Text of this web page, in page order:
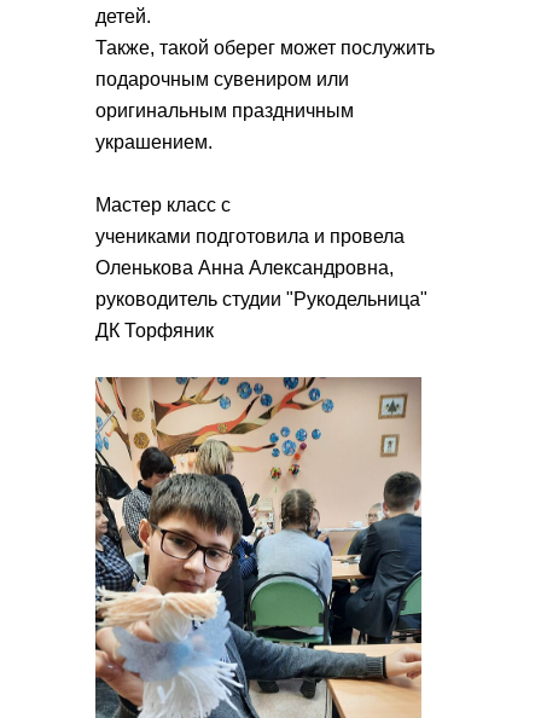
детей.
Также, такой оберег может послужить
подарочным сувениром или
оригинальным праздничным
украшением.
​Мастер класс с
учениками подготовила и провела
Оленькова Анна Александровна,
руководитель студии "Рукодельница"
ДК Торфяник